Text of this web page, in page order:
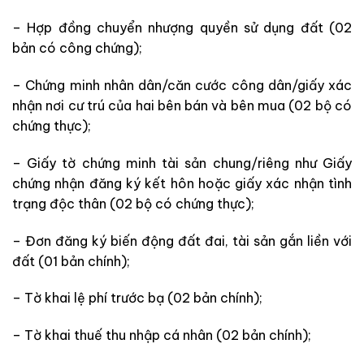
– Hợp đồng chuyển nhượng quyền sử dụng đất (02
bản có công chứng);
– Chứng minh nhân dân/căn cước công dân/giấy xác
nhận nơi cư trú của hai bên bán và bên mua (02 bộ có
chứng thực);
– Giấy tờ chứng minh tài sản chung/riêng như Giấy
chứng nhận đăng ký kết hôn hoặc giấy xác nhận tình
trạng độc thân (02 bộ có chứng thực);
– Đơn đăng ký biến động đất đai, tài sản gắn liền với
đất (01 bản chính);
– Tờ khai lệ phí trước bạ (02 bản chính);
– Tờ khai thuế thu nhập cá nhân (02 bản chính);